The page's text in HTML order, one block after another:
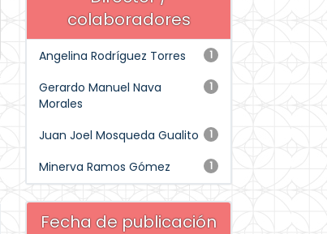
colaboradores
1
Angelina Rodríguez Torres
1
Gerardo Manuel Nava
Morales
1
Juan Joel Mosqueda Gualito
1
Minerva Ramos Gómez
Fecha de publicación